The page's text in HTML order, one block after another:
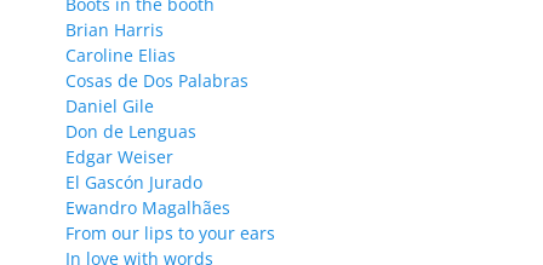
Brian Harris
Caroline Elias
Cosas de Dos Palabras
Daniel Gile
Don de Lenguas
Edgar Weiser
El Gascón Jurado
Ewandro Magalhães
From our lips to your ears
In love with words